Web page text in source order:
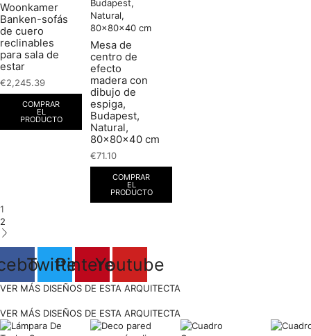
Woonkamer
Banken-sofás
de cuero
reclinables
para sala de
estar
€2,245.39
COMPRAR
EL
PRODUCTO
Mesa de
centro de
efecto
madera con
dibujo de
espiga,
Budapest,
Natural,
80x80x40 cm
€71.10
COMPRAR
EL
PRODUCTO
1
2
TwitterPinterestYoutube
VER MÁS DISEÑOS DE ESTA ARQUITECTA
VER MÁS DISEÑOS DE ESTA ARQUITECTA